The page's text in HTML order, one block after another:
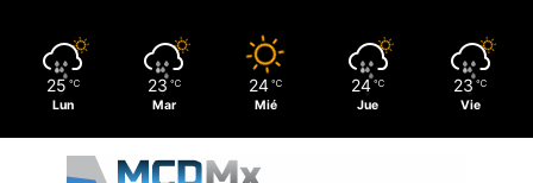
25 ℃
Lun
23 ℃
Mar
24 ℃
Mié
24 ℃
Jue
23 ℃
Vie